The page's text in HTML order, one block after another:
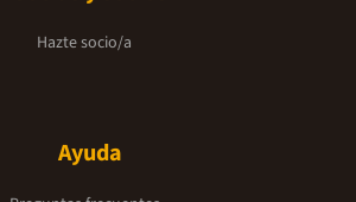
Hazte socio/a
Ayuda